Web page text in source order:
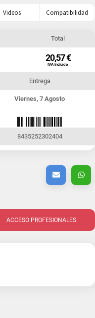
Videos Compatibilidad
Total
20,57 €
IVA Incluido
Entrega
Viernes, 7 Agosto
8435252302404
ACCESO PROFESIONALES